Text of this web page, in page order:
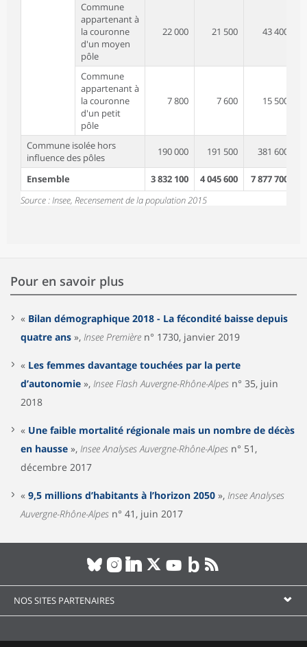
Commune
appartenant à
la couronne
d'un moyen
pôle
22 000 21 500 43 400
Commune
appartenant à
la couronne
d'un petit
pôle
7 800 7 600 15 500
Commune isolée hors
influence des pôles
190 000 191 500 381 600
Ensemble 3 832 100 4 045 600
7 877 700
Source : Insee, Recensement de la population 2015
Pour en savoir plus
« Bilan démographique 2018 - La fécondité baisse depuis
quatre ans », Insee Première n° 1730, janvier 2019
« Les femmes davantage touchées par la perte
d’autonomie », Insee Flash Auvergne-Rhône-Alpes n° 35, juin
2018
« Une faible mortalité régionale mais un nombre de décès
en hausse », Insee Analyses Auvergne-Rhône-Alpes n° 51,
décembre 2017
« 9,5 millions d’habitants à l’horizon 2050 », Insee Analyses
Auvergne-Rhône-Alpes n° 41, juin 2017
NOS SITES PARTENAIRES